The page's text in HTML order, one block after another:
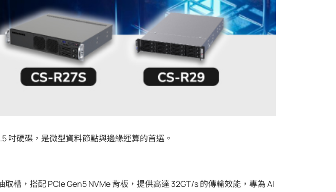
吋硬碟，是微型資料節點與邊緣運算的首選。
槽，搭配 PCIe Gen5 NVMe 背板，提供高達 32GT/s 的傳輸效能，專為 AI